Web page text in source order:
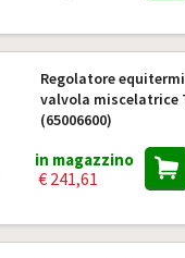
Regolatore
valvola miscelatrice
(65006600)
in magazzino
€ 241,61